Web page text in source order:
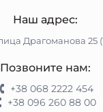
Наш адрес:
Драгоманова 25
Позвоните нам:
+38 068 2222 454
+38 096 260 88 00